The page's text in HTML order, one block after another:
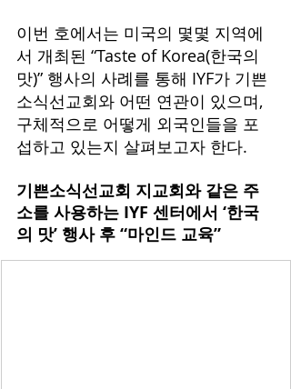
이번 호에서는 미국의 몇몇 지역에
서 개최된 “Taste of Korea(한국의
맛)” 행사의 사례를 통해 IYF가 기쁜
소식선교회와 어떤 연관이 있으며,
구체적으로 어떻게 외국인들을 포
섭하고 있는지 살펴보고자 한다.
기쁜소식선교회 지교회와 같은 주
소를 사용하는 IYF 센터에서 ‘한국
의 맛’ 행사 후 “마인드 교육”